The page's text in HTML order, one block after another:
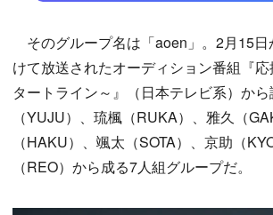
そのグループ名は「aoen」。2月15
けて放送されたオーディション番組『
タートライン～』（日本テレビ系）か
（YUJU）、琉楓（RUKA）、雅久（
（HAKU）、颯太（SOTA）、京助（
（REO）から成る7人組グループだ。